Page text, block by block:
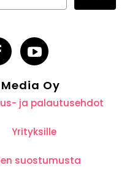
Oy
ja palautusehdot
Yrityksille
suostumusta